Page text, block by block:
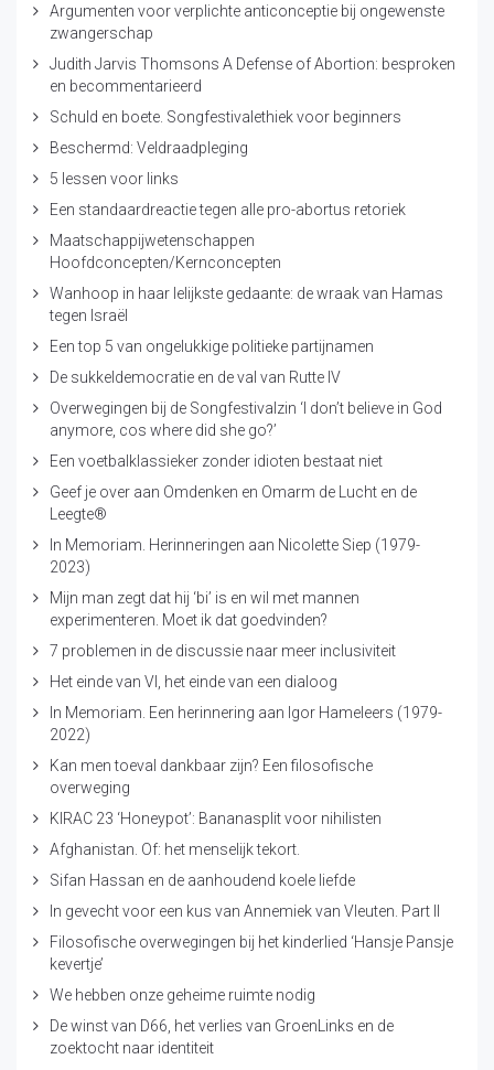
Argumenten voor verplichte anticonceptie bij ongewenste
zwangerschap
Judith Jarvis Thomsons A Defense of Abortion: besproken
en becommentarieerd
Schuld en boete. Songfestivalethiek voor beginners
Beschermd: Veldraadpleging
5 lessen voor links
Een standaardreactie tegen alle pro-abortus retoriek
Maatschappijwetenschappen
Hoofdconcepten/Kernconcepten
Wanhoop in haar lelijkste gedaante: de wraak van Hamas
tegen Israël
Een top 5 van ongelukkige politieke partijnamen
De sukkeldemocratie en de val van Rutte IV
Overwegingen bij de Songfestivalzin ‘I don’t believe in God
anymore, cos where did she go?’
Een voetbalklassieker zonder idioten bestaat niet
Geef je over aan Omdenken en Omarm de Lucht en de
Leegte®
In Memoriam. Herinneringen aan Nicolette Siep (1979-
2023)
Mijn man zegt dat hij ‘bi’ is en wil met mannen
experimenteren. Moet ik dat goedvinden?
7 problemen in de discussie naar meer inclusiviteit
Het einde van VI, het einde van een dialoog
In Memoriam. Een herinnering aan Igor Hameleers (1979-
2022)
Kan men toeval dankbaar zijn? Een filosofische
overweging
KIRAC 23 ‘Honeypot’: Bananasplit voor nihilisten
Afghanistan. Of: het menselijk tekort.
Sifan Hassan en de aanhoudend koele liefde
In gevecht voor een kus van Annemiek van Vleuten. Part II
Filosofische overwegingen bij het kinderlied ‘Hansje Pansje
kevertje’
We hebben onze geheime ruimte nodig
De winst van D66, het verlies van GroenLinks en de
zoektocht naar identiteit